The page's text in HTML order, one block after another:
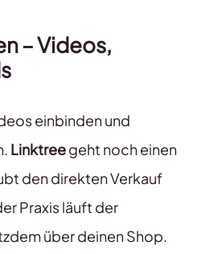
– Videos,
einbinden und
Linktreegeht noch einen
den direkten Verkauf
Praxis läuft der
über deinen Shop.